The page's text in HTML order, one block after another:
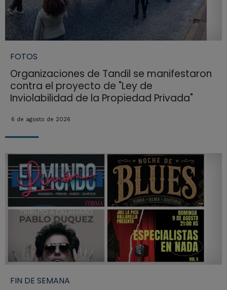
FOTOS
Organizaciones de Tandil se manifestaron
contra el proyecto de "Ley de
Inviolabilidad de la Propiedad Privada"
6 de agosto de 2026
FIN DE SEMANA